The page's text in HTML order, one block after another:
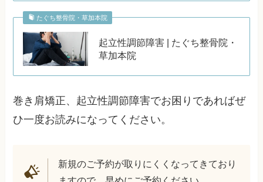
たぐち整骨院・草加本院
起立性調節障害 | たぐち整骨院・
草加本院
巻き肩矯正、起立性調節障害でお困りであればぜ
ひ一度お読みになってください。
新規のご予約が取りにくくなってきており